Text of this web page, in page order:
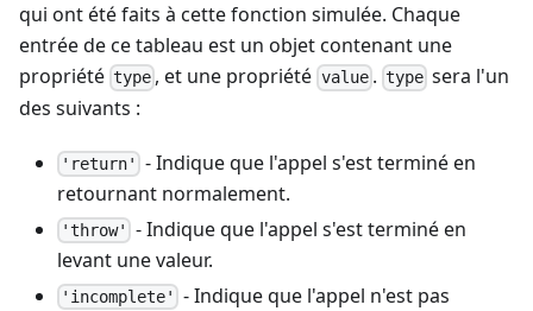
qui ont été faits à cette fonction simulée. Chaque
entrée de ce tableau est un objet contenant une
propriété type , et une propriété value. type sera l'un
des suivants :
'return'
- Indique que l'appel s'est terminé en
retournant normalement.
'throw'
- Indique que l'appel s'est terminé en
levant une valeur.
'incomplete'
- Indique que l'appel n'est pas